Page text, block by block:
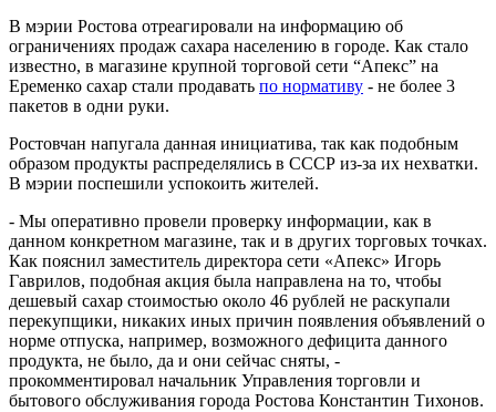
В мэрии Ростова отреагировали на информацию об
ограничениях продаж сахара населению в городе. Как стало
известно, в магазине крупной торговой сети “Апекс” на
Еременко сахар стали продавать по нормативу - не более 3
пакетов в одни руки.
Ростовчан напугала данная инициатива, так как подобным
образом продукты распределялись в СССР из-за их нехватки.
В мэрии поспешили успокоить жителей.
- Мы оперативно провели проверку информации, как в
данном конкретном магазине, так и в других торговых точках.
Как пояснил заместитель директора сети «Апекс» Игорь
Гаврилов, подобная акция была направлена на то, чтобы
дешевый сахар стоимостью около 46 рублей не раскупали
перекупщики, никаких иных причин появления объявлений о
норме отпуска, например, возможного дефицита данного
продукта, не было, да и они сейчас сняты, -
прокомментировал начальник Управления торговли и
бытового обслуживания города Ростова Константин Тихонов.